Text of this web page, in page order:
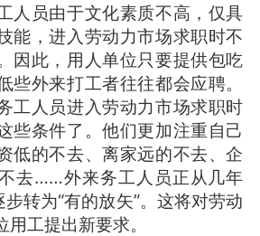
员由于文化素质不高，仅具
能，进入劳动力市场求职时不
因此，用人单位只要提供包吃
些外来打工者往往都会应聘。
工人员进入劳动力市场求职时
些条件了。他们更加注重自己
低的不去、离家远的不去、企
去……外来务工人员正从几年
步转为“有的放矢”。这将对劳动
工提出新要求。